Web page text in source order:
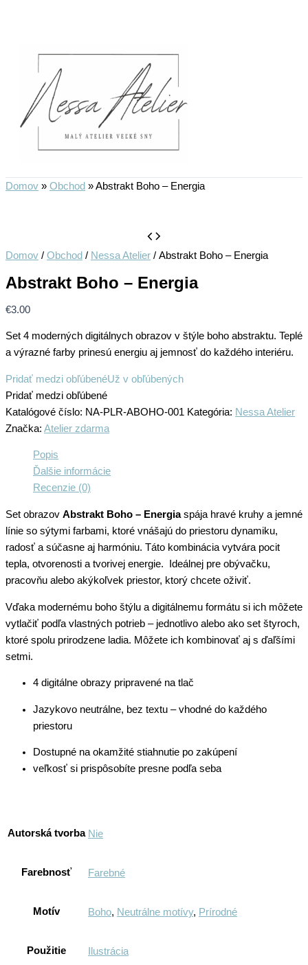
Preskočiť
Domov » Obchod »Abstrakt Boho – Energia
Domov / Obchod / Nessa Atelier / Abstrakt Boho – Energia
Abstrakt Boho – Energia
€3.00
Set 4 moderných digitálnych obrazov v štýle boho abstraktu. Teplé
a výrazné farby prinesú energiu aj jemnosť do každého interiéru.
Pridať medzi obľúbenéUž v obľúbených
Pridať medzi obľúbené
Katalógové číslo: NA-PLR-ABOHO-001 Kategória: Nessa Atelier
Značka: Atelier zdarma
Popis
Ďalšie informácie
Recenzie (0)
Set obrazov Abstrakt Boho – Energiaspája hravé kruhy a jemné
línie so sýtymi farbami, ktoré vnášajú do priestoru dynamiku,
radosť a súčasne aj harmóniu. Táto kombinácia vytvára pocit
tepla, otvorenosti a tvorivej energie. Ideálnej pre obývačku,
pracovňu alebo akýkoľvek priestor, ktorý chcete oživiť.
Vďaka modernému boho štýlu a digitálnemu formátu si ich môžete
vytlačiť podľa vlastných potrieb – jednotlivo alebo ako set štyroch,
ktoré spolu prirodzene ladia. Môžete ich kombinovať aj s ďaľšími
setmi.
4 digitálne obrazy pripravené na tlač
Jazykovo neutrálne, bez textu – vhodné do každého
priestoru
Dostupné na okamžité stiahnutie po zakúpení
veľkosť si prispôsobíte presne podľa seba
Autorská tvorba Nie
Farebnosť Farebné
Motív Boho, Neutrálne motívy, Prírodné
Použitie Ilustrácia